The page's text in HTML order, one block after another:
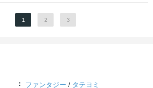
1 2 3
ファンタジー / タテヨミ